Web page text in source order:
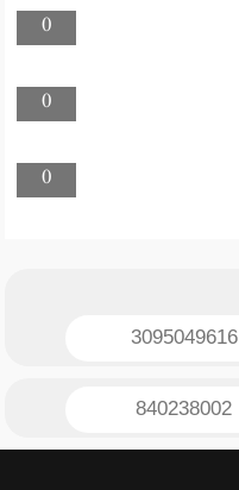
0
0
0
3095049616
840238002